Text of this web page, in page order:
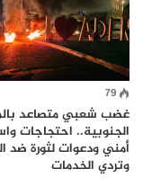
79
غضب شعبي متصاعد
الجنوبية.. احتجاجات
أمني ودعوات لثورة ضد
وتردي الخدمات